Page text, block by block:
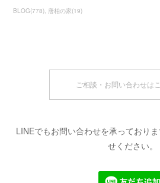
BLOG(778) 唐柏の家(19)
ご相談・お問い合わせは
LINEでもお問い合わせを承っており
せください。